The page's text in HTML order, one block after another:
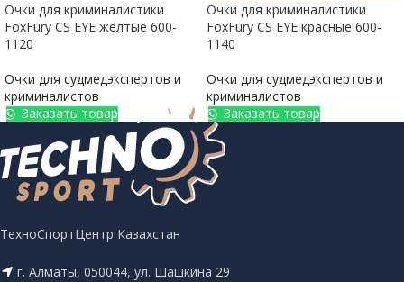
Очки для криминалистики
FoxFury CS EYE желтые 600-
1120
Очки для судмедэкспертов и
криминалистов
Заказать товар
Очки для криминалистики
FoxFury CS EYE красные 600-
1140
Очки для судмедэкспертов и
криминалистов
Заказать товар
ТехноСпортЦентр Казахстан
г. Алматы, 050044, ул. Шашкина 29